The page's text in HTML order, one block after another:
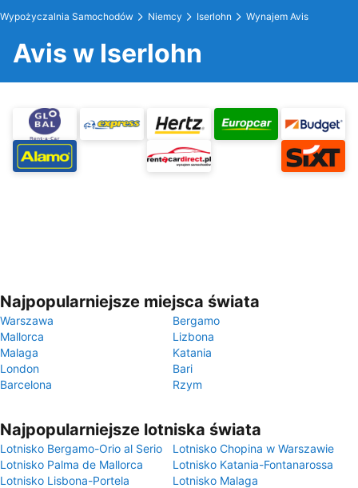
Wypożyczalnia Samochodów Niemcy Iserlohn Wynajem Avis
Avis w Iserlohn
Najpopularniejsze miejsca świata
Warszawa
Bergamo
Mallorca
Lizbona
Malaga
Katania
London
Bari
Barcelona
Rzym
Najpopularniejsze lotniska świata
Lotnisko Bergamo-Orio al Serio
Lotnisko Chopina w Warszawie
Lotnisko Palma de Mallorca
Lotnisko Katania-Fontanarossa
Lotnisko Lisbona-Portela
Lotnisko Malaga